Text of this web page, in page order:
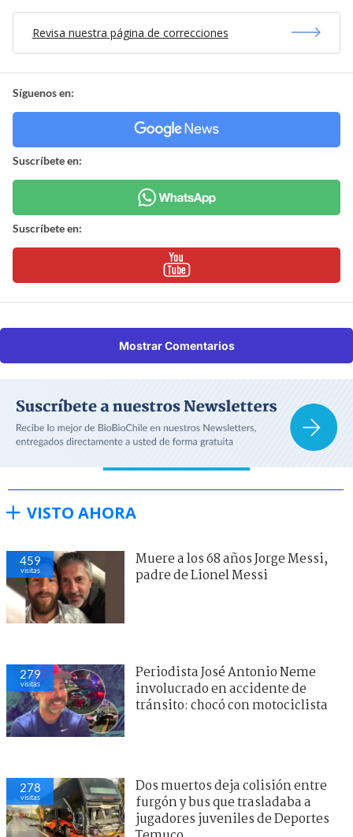
Revisa nuestra página de correcciones
Síguenos en:
Suscríbete en:
Suscríbete en:
Mostrar Comentarios
VISTO AHORA
459
visitas
Muere a los 68 años Jorge Messi,
padre de Lionel Messi
279
visitas
Periodista José Antonio Neme
involucrado en accidente de
tránsito: chocó con motociclista
278
visitas
Dos muertos deja colisión entre
furgón y bus que trasladaba a
jugadores juveniles de Deportes